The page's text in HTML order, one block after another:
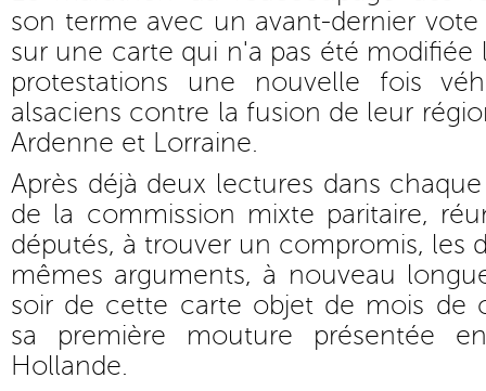
son terme avec un avant-dernier vote
sur une carte qui n'a pas été modifiée
protestations une nouvelle fois
alsaciens contre la fusion de leur
Ardenne et Lorraine.
Après déjà deux lectures dans
de la commission mixte paritaire,
députés, à trouver un compromis, les
mêmes arguments, à nouveau
soir de cette carte objet de mois de
sa première mouture présentée
Hollande.